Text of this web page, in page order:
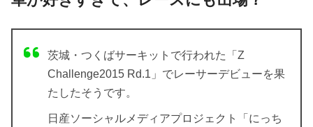
茨城・つくばサーキットで行われた「Z
Challenge2015 Rd.1」でレーサーデビューを果
たしたそうです。
日産ソーシャルメディアプロジェクト「にっち